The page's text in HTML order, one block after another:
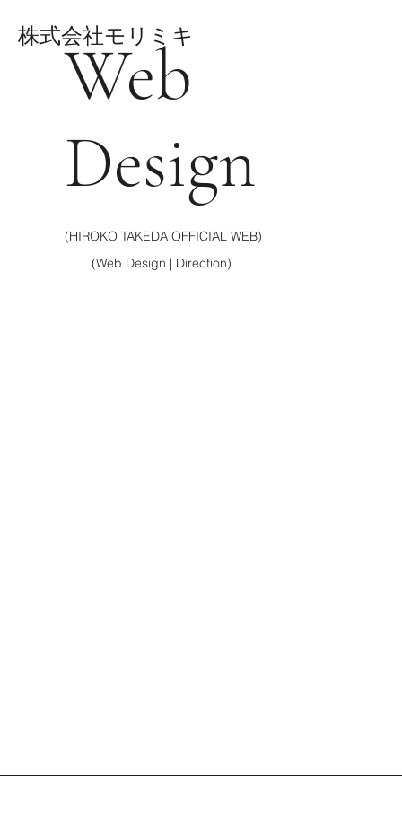
株式会社モリミキ
Web
Design
(HIROKO TAKEDA OFFICIAL WEB)
(Web Design | Direction)